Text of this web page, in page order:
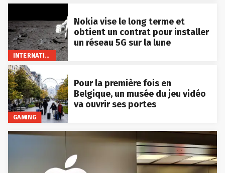
INTERNATIONAL
Nokia vise le long terme et
obtient un contrat pour installer
un réseau 5G sur la lune
GAMING
Pour la première fois en
Belgique, un musée du jeu vidéo
va ouvrir ses portes